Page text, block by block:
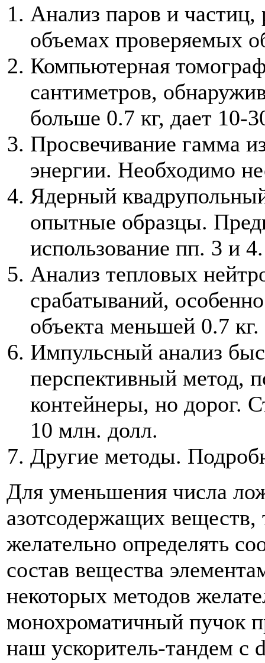
Анализ паров и частиц,
объемах проверяемых
Компьютерная
сантиметров,
больше 0.7 кг, дает 10-
Просвечивание гамма
энергии. Необходимо
Ядерный
опытные образцы.
использование пп. 3 и 4.
Анализ тепловых
срабатываний,
объекта меньшей 0.7 кг.
Импульсный анализ
перспективный метод,
контейнеры, но дорог.
10 млн. долл.
Другие методы.
Для уменьшения числа
азотсодержащих веществ,
желательно определять
состав вещества
некоторых методов
монохроматичный пучок
наш ускоритель-тандем с